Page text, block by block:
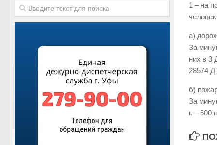
1 – на
а)
За
них в 3
28574
б)
За
г. – 600